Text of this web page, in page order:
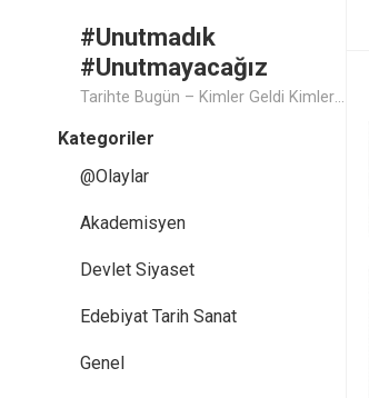
#Unutmadık
#Unutmayacağız
Tarihte Bugün – Kimler Geldi Kimler Geçti..
Kategoriler
@Olaylar
Akademisyen
Devlet Siyaset
Edebiyat Tarih Sanat
Genel